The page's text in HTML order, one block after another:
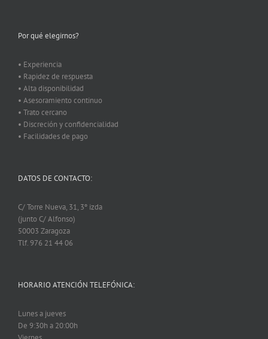
Por qué elegirnos?
• Experiencia
• Rapidez de respuesta
• Alta disponibilidad
• Asesoramiento continuo
• Trato cercano
• Discreción y confidencialidad
• Facilidades de pago
DATOS DE CONTACTO:
C/ Torre Nueva, 31, 3º izda
(junto C/ Alfonso)
50003 Zaragoza
Tlf. 976 21 44 06
HORARIO ATENCIÓN TELEFÓNICA:
Lunes a jueves
De 9:30h a 20:00h